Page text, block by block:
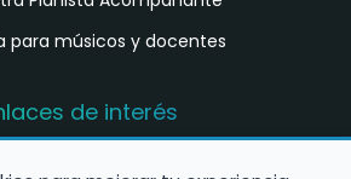
para músicos y docentes
de interés